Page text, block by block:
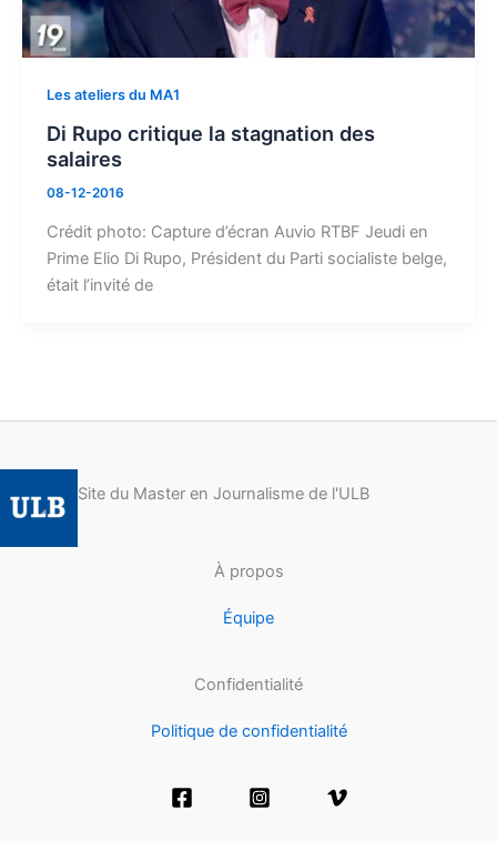
Les ateliers du MA1
Di Rupo critique la stagnation des
salaires
08-12-2016
Crédit photo: Capture d’écran Auvio RTBF Jeudi en
Prime Elio Di Rupo, Président du Parti socialiste belge,
était l’invité de
Site du Master en Journalisme de l'ULB
À propos
Équipe
Confidentialité
Politique de confidentialité